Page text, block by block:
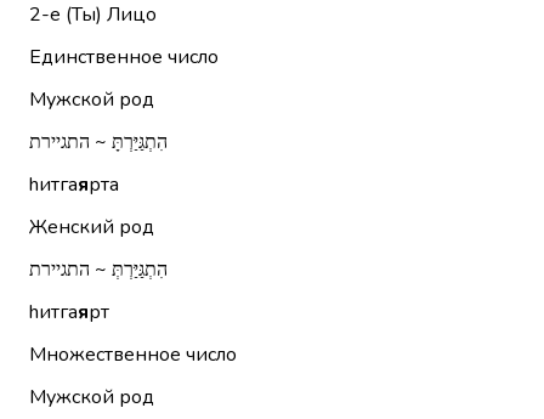
2-е (Ты) Лицо
Единственное число
Мужской род
הִתְגַּיַּרְתָּ ~ התגיירת
hитгаярта
Женский род
הִתְגַּיַּרְתְּ ~ התגיירת
hитгаярт
Множественное число
Мужской род